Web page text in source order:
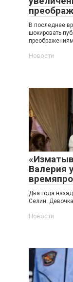
В последнее
шокировать
Новости
Валерия
Два года
Селин.
Новости